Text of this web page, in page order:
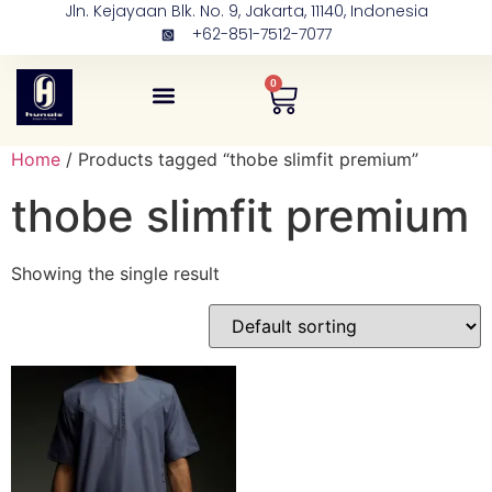
Jln. Kejayaan Blk. No. 9, Jakarta, 11140, Indonesia
+62-851-7512-7077
0
Home / Products tagged “thobe slimfit premium”
thobe slimfit premium
Showing the single result